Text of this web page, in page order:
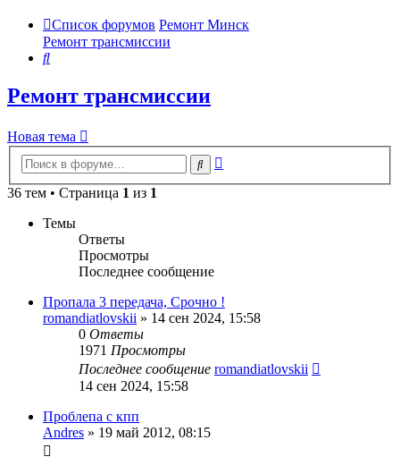
Список форумов Ремонт Минск
Ремонт трансмиссии
Поиск
Ремонт трансмиссии
Новая тема
Поиск
36 тем • Страница 1 из 1
Темы
Ответы
Просмотры
Последнее сообщение
Пропала 3 передача, Срочно !
romandiatlovskii » 14 сен 2024, 15:58
0 Ответы
1971 Просмотры
Последнее сообщение romandiatlovskii
14 сен 2024, 15:58
Проблепа с кпп
Andres » 19 май 2012, 08:15